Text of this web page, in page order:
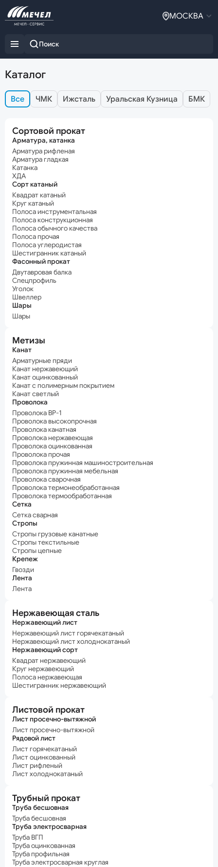
МОСКВА
Каталог
Все ЧМК Ижсталь Уральская Кузница БМК
Сортовой прокат
Арматура, катанка
Арматура рифленая
Арматура гладкая
Катанка
ХДА
Сорт катаный
Квадрат катаный
Круг катаный
Полоса инструментальная
Полоса конструкционная
Полоса обычного качества
Полоса прочая
Полоса углеродистая
Шестигранник катаный
Фасонный прокат
Двутавровая балка
Спецпрофиль
Уголок
Швеллер
Шары
Шары
Метизы
Канат
Арматурные пряди
Канат нержавеющий
Канат оцинкованный
Канат с полимерным покрытием
Канат светлый
Проволока
Проволока ВР-1
Проволока высокопрочная
Проволока канатная
Проволока нержавеющая
Проволока оцинкованная
Проволока прочая
Проволока пружинная машиностроительная
Проволока пружинная мебельная
Проволока сварочная
Проволока термонеобработанная
Проволока термообработанная
Сетка
Сетка сварная
Стропы
Стропы грузовые канатные
Стропы текстильные
Стропы цепные
Крепеж
Гвозди
Лента
Лента
Нержавеющая сталь
Нержавеющий лист
Нержавеющий лист горячекатаный
Нержавеющий лист холоднокатаный
Нержавеющий сорт
Квадрат нержавеющий
Круг нержавеющий
Полоса нержавеющая
Шестигранник нержавеющий
Листовой прокат
Лист просечно-вытяжной
Лист просечно-вытяжной
Рядовой лист
Лист горячекатаный
Лист оцинкованный
Лист рифленый
Лист холоднокатаный
Трубный прокат
Труба бесшовная
Труба бесшовная
Труба электросварная
Труба ВГП
Труба оцинкованная
Труба профильная
Труба электросварная круглая